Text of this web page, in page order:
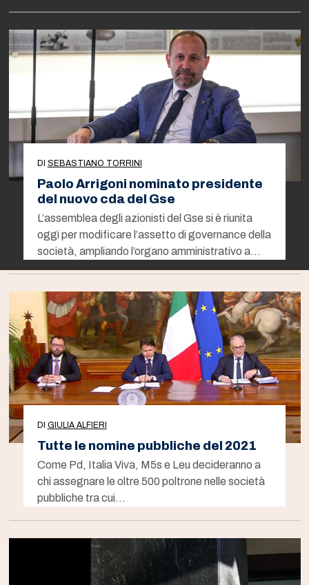
DI SEBASTIANO TORRINI
Paolo Arrigoni nominato presidente
del nuovo cda del Gse
L’assemblea degli azionisti del Gse si è riunita
oggi per modificare l’assetto di governance della
società, ampliando l’organo amministrativo a…
DI GIULIA ALFIERI
Tutte le nomine pubbliche del 2021
Come Pd, Italia Viva, M5s e Leu decideranno a
chi assegnare le oltre 500 poltrone nelle società
pubbliche tra cui…